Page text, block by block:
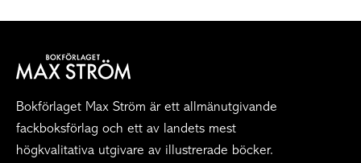
Bokförlaget Max Ström är ett allmänutgivande
fackboksförlag och ett av landets mest
högkvalitativa utgivare av illustrerade böcker.